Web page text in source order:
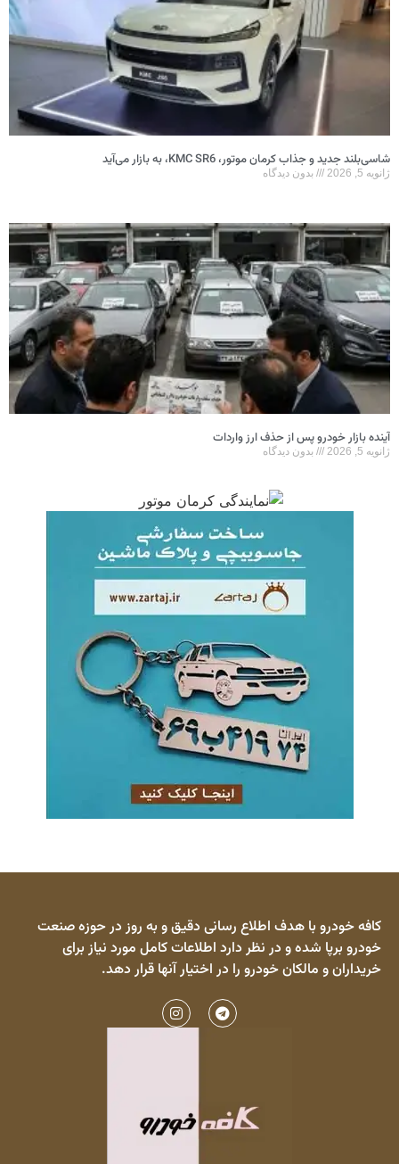
شاسی‌بلند جدید و جذاب کرمان موتور، KMC SR6، به بازار می‌آید
ژانویه 5, 2026 بدون دیدگاه
آینده بازار خودرو پس از حذف ارز واردات
ژانویه 5, 2026 بدون دیدگاه
کافه خودرو با هدف اطلاع رسانی دقیق و به روز در حوزه صنعت
خودرو برپا شده و در نظر دارد اطلاعات کامل مورد نیاز برای
خریداران و مالکان خودرو را در اختیار آنها قرار دهد.